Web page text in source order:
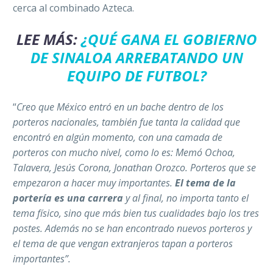
cerca al combinado Azteca.
LEE MÁS:¿QUÉ GANA EL GOBIERNO
DE SINALOA ARREBATANDO UN
EQUIPO DE FUTBOL?
“Creo que México entró en un bache dentro de los
porteros nacionales, también fue tanta la calidad que
encontró en algún momento, con una camada de
porteros con mucho nivel, como lo es: ´Memo´ Ochoa,
Talavera, Jesús Corona, Jonathan Orozco. Porteros que se
empezaron a hacer muy importantes. El tema de la
portería es una carrera y al final, no importa tanto el
tema físico, sino que más bien tus cualidades bajo los tres
postes. Además no se han encontrado nuevos porteros y
el tema de que vengan extranjeros tapan a porteros
importantes”.